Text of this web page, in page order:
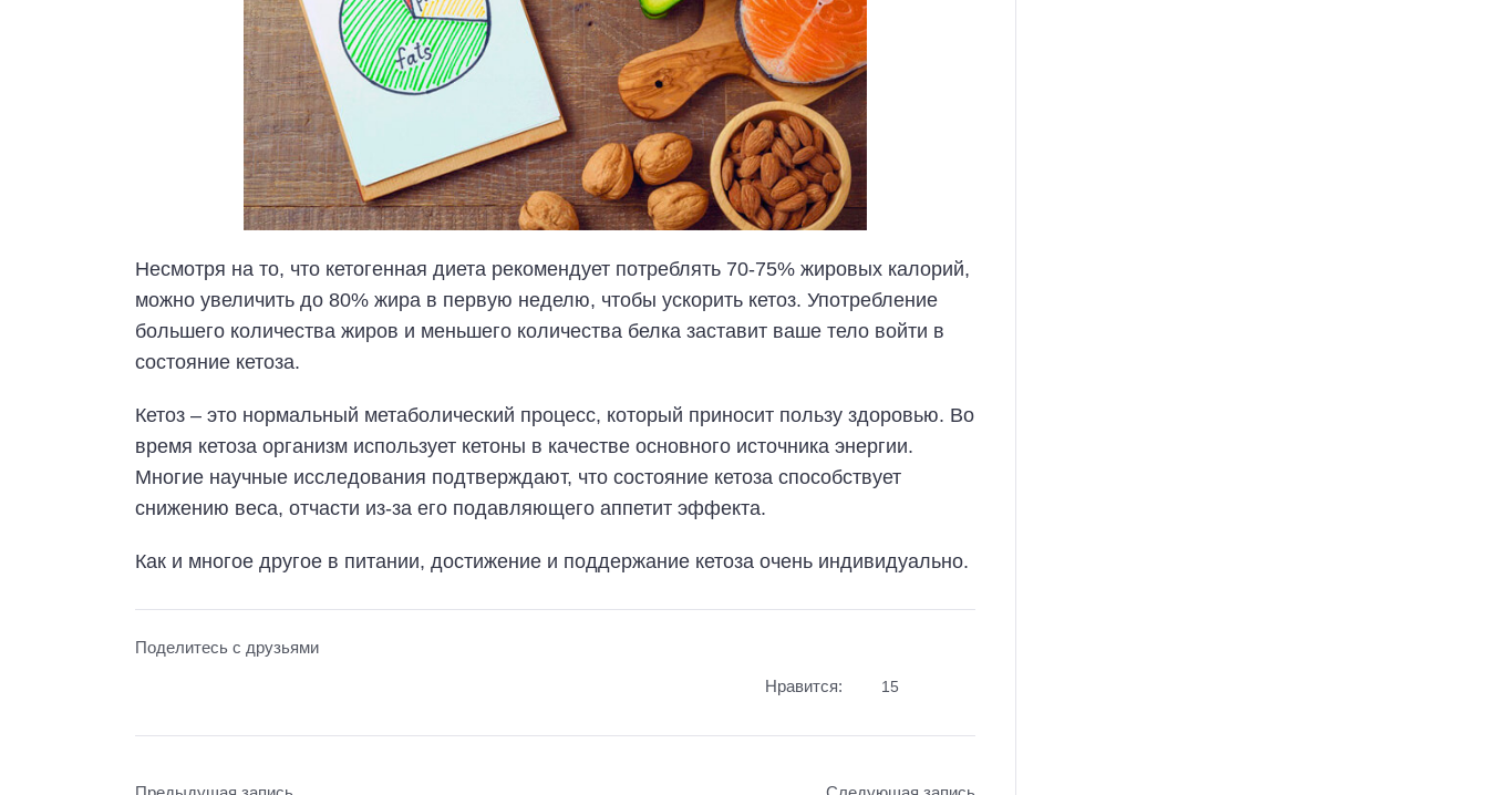
Несмотря на то, что кетогенная диета рекомендует потреблять 70-75% жировых калорий,
можно увеличить до 80% жира в первую неделю, чтобы ускорить кетоз. Употребление
большего количества жиров и меньшего количества белка заставит ваше тело войти в
состояние кетоза.
Кетоз – это нормальный метаболический процесс, который приносит пользу здоровью. Во
время кетоза организм использует кетоны в качестве основного источника энергии.
Многие научные исследования подтверждают, что состояние кетоза способствует
снижению веса, отчасти из-за его подавляющего аппетит эффекта.
Как и многое другое в питании, достижение и поддержание кетоза очень индивидуально.
Поделитесь с друзьями
Нравится: 15